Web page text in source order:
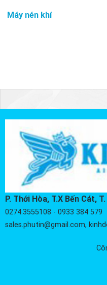
Máy nén khí
P. Thới Hòa, T.X Bến Cát,
0274.3555108 - 0933 384 579
sales.phutin@gmail.com,